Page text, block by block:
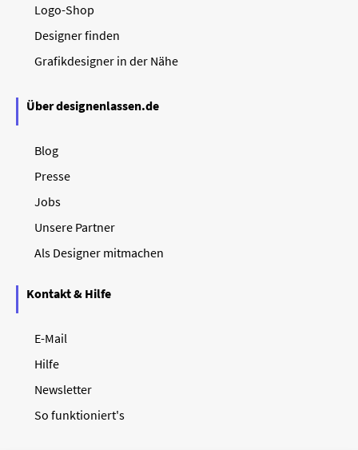
Logo-Shop
Designer finden
Grafikdesigner in der Nähe
Über designenlassen.de
Blog
Presse
Jobs
Unsere Partner
Als Designer mitmachen
Kontakt & Hilfe
E-Mail
Hilfe
Newsletter
So funktioniert's